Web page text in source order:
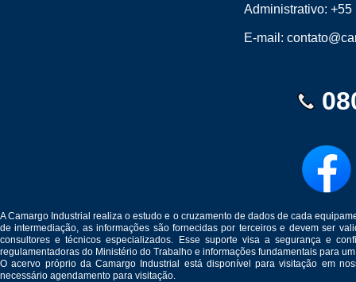
Administrativo:+55
E-mail:
A Camargo Industrial realiza o estudo e o cruzamento de dados de cada
de intermediação, as informações são fornecidas por terceiros e devem ser
consultores e técnicos especializados. Esse suporte visa a segurança e
regulamentadoras do Ministério do Trabalho e informações fundamentais para
O acervo próprio da Camargo Industrial está disponível para visitação em
necessário agendamento para visitação.